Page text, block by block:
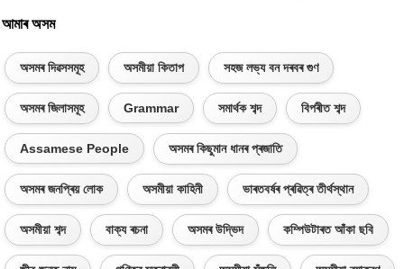
আমাৰ অসম
অসমৰ দিৱসসমূহ অসমীয়া কিতাপ সহজ লভ্য বন দৰবৰ গুণ
অসমৰ জিলাসমূহ Grammar সমাৰ্থক শব্দ বিপৰীত শব্দ
Assamese People অসমৰ কিছুমান ধানৰ প্ৰজাতি
অসমৰ জনপ্ৰিয় লোক অসমীয়া কাহিনী ভাৰতবৰ্ষৰ প্ৰৱিত্ৰ তীৰ্থস্থান
অসমীয়া শব্দ বাক্য ৰচনা অসমৰ উদ্ভিদ কম্পিউটাৰত আঁকা ছবি